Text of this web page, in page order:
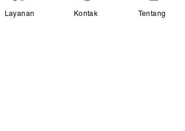
Layanan Kontak Tentang